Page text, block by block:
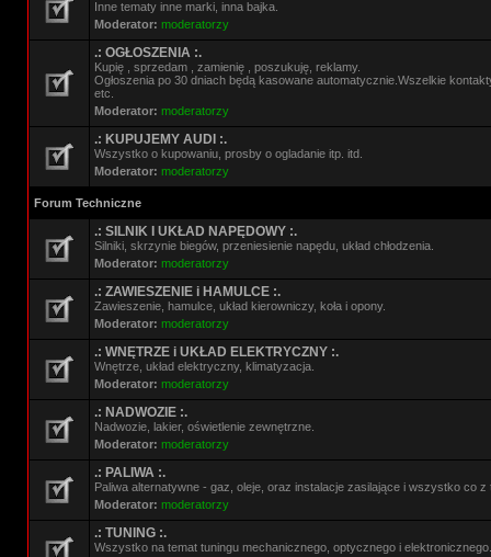
Inne tematy inne marki, inna bajka.
Moderator: moderatorzy
.: OGŁOSZENIA :.
Kupię , sprzedam , zamienię , poszukuję, reklamy.
Ogłoszenia po 30 dniach będą kasowane automatycznie.Wszelkie
etc.
Moderator: moderatorzy
.: KUPUJEMY AUDI :.
Wszystko o kupowaniu, prosby o ogladanie itp. itd.
Moderator: moderatorzy
Forum Techniczne
.: SILNIK I UKŁAD NAPĘDOWY :.
Silniki, skrzynie biegów, przeniesienie napędu, układ chłodzenia.
Moderator: moderatorzy
.: ZAWIESZENIE i HAMULCE :.
Zawieszenie, hamulce, układ kierowniczy, koła i opony.
Moderator: moderatorzy
.: WNĘTRZE i UKŁAD ELEKTRYCZNY :.
Wnętrze, układ elektryczny, klimatyzacja.
Moderator: moderatorzy
.: NADWOZIE :.
Nadwozie, lakier, oświetlenie zewnętrzne.
Moderator: moderatorzy
.: PALIWA :.
Paliwa alternatywne - gaz, oleje, oraz instalacje zasilające i wszystko co z
Moderator: moderatorzy
.: TUNING :.
Wszystko na temat tuningu mechanicznego, optycznego i elektronicznego.